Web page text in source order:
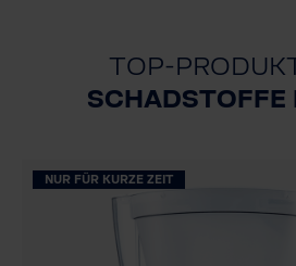
TOP-
SCHADSTOFFE
NUR FÜR KURZE ZEIT